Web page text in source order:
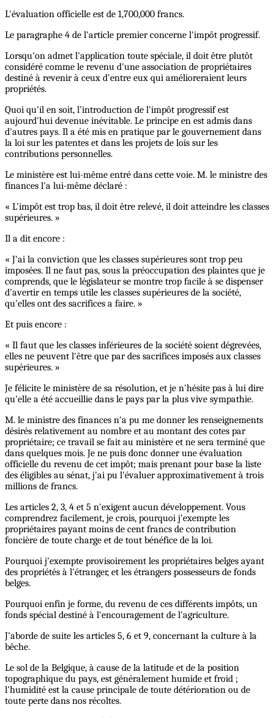
L'évaluation officielle est de 1,700,000 francs.
Le paragraphe 4 de l'article premier concerne l'impôt progressif.
Lorsqu'on admet l'application toute spéciale, il doit être plutôt
considéré comme le revenu d'une association de propriétaires
destiné à revenir à ceux d'entre eux qui amélioreraient leurs
propriétés.
Quoi qu'il en soit, l'introduction de l'impôt progressif est
aujourd'hui devenue inévitable. Le principe en est admis dans
d'autres pays. Il a été mis en pratique par le gouvernement dans
la loi sur les patentes et dans les projets de lois sur les
contributions personnelles.
Le ministère est lui-même entré dans cette voie. M. le ministre des
finances l'a lui-même déclaré :
« L'impôt est trop bas, il doit être relevé, il doit atteindre les classes
supérieures. »
Il a dit encore :
« J'ai la conviction que les classes supérieures sont trop peu
imposées. Il ne faut pas, sous la préoccupation des plaintes que je
comprends, que le législateur se montre trop facile à se dispenser
d'avertir en temps utile les classes supérieures de la société,
qu'elles ont des sacrifices a faire. »
Et puis encore :
« Il faut que les classes inférieures de la société soient dégrevées,
elles ne peuvent l'être que par des sacrifices imposés aux classes
supérieures. »
Je félicite le ministère de sa résolution, et je n'hésite pas à lui dire
qu'elle a été accueillie dans le pays par la plus vive sympathie.
M. le ministre des finances n'a pu me donner les renseignements
désirés relativement au nombre et au montant des cotes par
propriétaire; ce travail se fait au ministère et ne sera terminé que
dans quelques mois. Je ne puis donc donner une évaluation
officielle du revenu de cet impôt; mais prenant pour base la liste
des éligibles au sénat, j'ai pu l'évaluer approximativement à trois
millions de francs.
Les articles 2, 3, 4 et 5 n'exigent aucun développement. Vous
comprendrez facilement, je crois, pourquoi j'exempte les
propriétaires payant moins de cent francs de contribution
foncière de toute charge et de tout bénéfice de la loi.
Pourquoi j'exempte provisoirement les propriétaires belges ayant
des propriétés à l'étranger, et les étrangers possesseurs de fonds
belges.
Pourquoi enfin je forme, du revenu de ces différents impôts, un
fonds spécial destiné à l'encouragement de l'agriculture.
J'aborde de suite les articles 5, 6 et 9, concernant la culture à la
bêche.
Le sol de la Belgique, à cause de la latitude et de la position
topographique du pays, est généralement humide et froid ;
l'humidité est la cause principale de toute détérioration ou de
toute perte dans nos récoltes.